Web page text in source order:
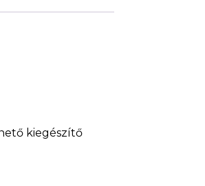
kiegészítő